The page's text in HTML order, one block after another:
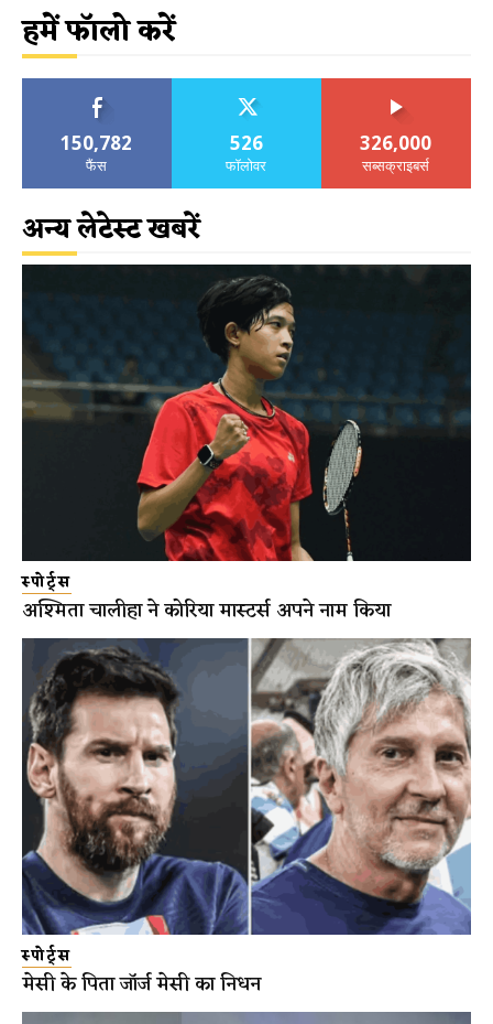
हमें फॉलो करें
150,782
फैंस
526
फॉलोवर
326,000
सब्सक्राइबर्स
अन्य लेटेस्ट खबरें
स्पोर्ट्स
अश्मिता चालीहा ने कोरिया मास्टर्स अपने नाम किया
स्पोर्ट्स
मेसी के पिता जॉर्ज मेसी का निधन